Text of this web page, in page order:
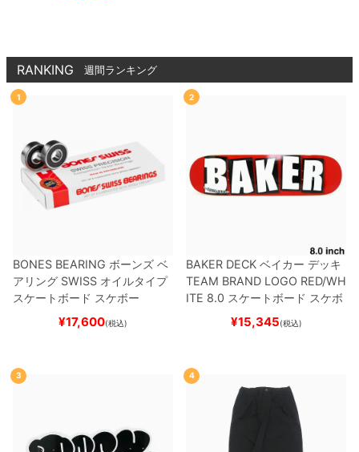
RANKING 週間ランキング
1
BONES BEARING ボーンズ ベ
アリング SWISS オイルタイプ
スケートボード スケボー
¥17,600(税込)
2
BAKER DECK ベイカー デッキ
TEAM BRAND LOGO RED/WH
ITE 8.0 スケートボード スケボ
¥15,345(税込)
3 4